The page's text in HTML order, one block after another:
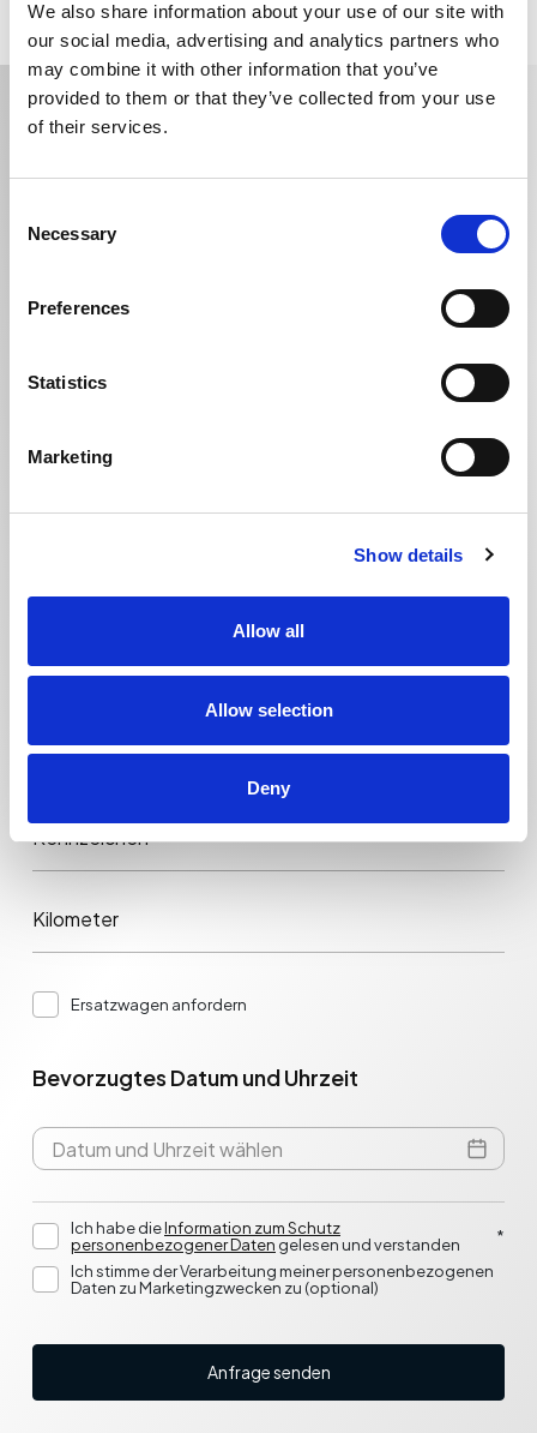
We also share information about your use of our site with
our social media, advertising and analytics partners who
may combine it with other information that you’ve
provided to them or that they’ve collected from your use
of their services.
Selection
Necessary
Preferences
Statistics
Marketing
Show details
Allow all
Allow selection
Deny
Buchen Sie Ihren Auto-Service
Nachname *
Kennzeichen *
Kilometer
Ersatzwagen anfordern
Bevorzugtes Datum und Uhrzeit
Ich habe dieInformation zum Schutz
personenbezogener Daten gelesen und verstanden
*
Ich stimme der Verarbeitung meiner personenbezogenen
Daten zu Marketingzwecken zu (optional)
Anfrage senden